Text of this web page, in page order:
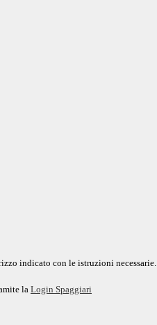
indicato con le istruzioni necessarie.
la Login Spaggiari